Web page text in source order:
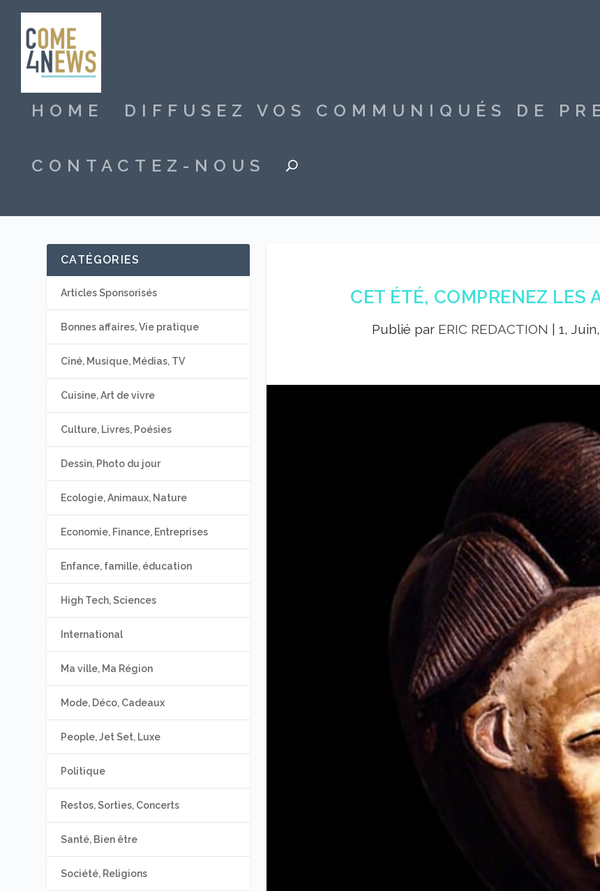
HOME DIFFUSEZ VOS COMMUNIQUÉS DE
CONTACTEZ-NOUS
CET ÉTÉ, COMPRENEZ LES
Publié par ERIC REDACTION 1,
CATÉGORIES
Articles Sponsorisés
Bonnes affaires, Vie pratique
Ciné, Musique, Médias, TV
Cuisine, Art de vivre
Culture, Livres, Poésies
Dessin, Photo du jour
Ecologie, Animaux, Nature
Economie, Finance, Entreprises
Enfance, famille, éducation
High Tech, Sciences
International
Ma ville, Ma Région
Mode, Déco, Cadeaux
People, Jet Set, Luxe
Politique
Restos, Sorties, Concerts
Santé, Bien être
Société, Religions